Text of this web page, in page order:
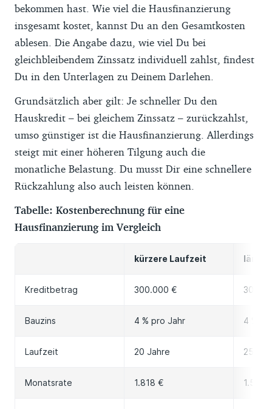
bekommen hast. Wie viel die Hausfinanzierung
insgesamt kostet, kannst Du an den Gesamtkosten
ablesen. Die Angabe dazu, wie viel Du bei
gleichbleibendem Zinssatz individuell zahlst, findest
Du in den Unterlagen zu Deinem Darlehen.
Grundsätzlich aber gilt: Je schneller Du den
Hauskredit – bei gleichem Zinssatz – zurückzahlst,
umso günstiger ist die Hausfinanzierung. Allerdings
steigt mit einer höheren Tilgung auch die
monatliche Belastung. Du musst Dir eine schnellere
Rückzahlung also auch leisten können.
Tabelle: Kostenberechnung für eine
Hausfinanzierung im Vergleich
kürzere Laufzeit
Kreditbetrag 300.000 €
Bauzins 4 % pro Jahr 4 %
Laufzeit 20 Jahre 25
Monatsrate 1.818 € 1.584